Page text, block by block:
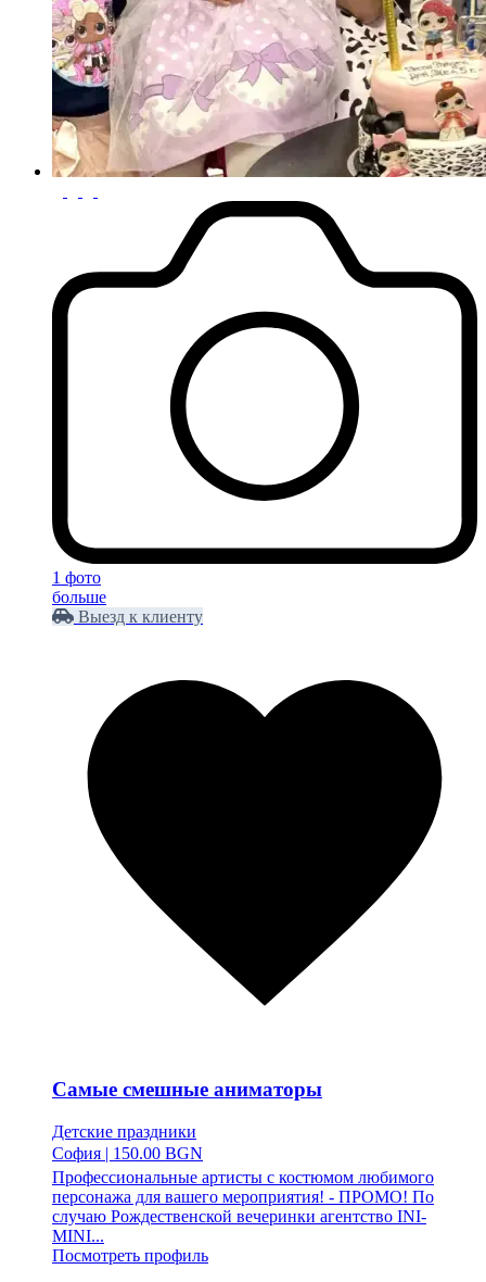
1 фото
больше
Выезд к клиенту
Самые смешные аниматоры
Детские праздники
София | 150.00 BGN
Профессиональные артисты с костюмом любимого
персонажа для вашего мероприятия! - ПРОМО! По
случаю Рождественской вечеринки агентство INI-
MINI...
Посмотреть профиль